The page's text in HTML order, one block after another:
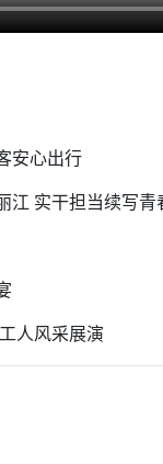
安心出行
江 实干担当续写青
人风采展演